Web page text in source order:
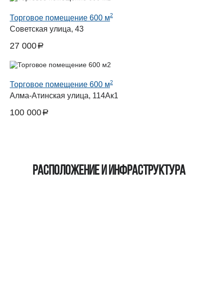
Торговое помещение 600 м2
Советская улица, 43
27 000a
Торговое помещение 600 м2
Алма-Атинская улица, 114Ак1
100 000a
Расположение и инфраструктура